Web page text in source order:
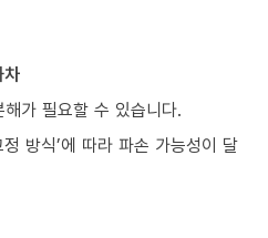
가 필요할 수 있습니다.
정 방식’에 따라 파손 가능성이 달